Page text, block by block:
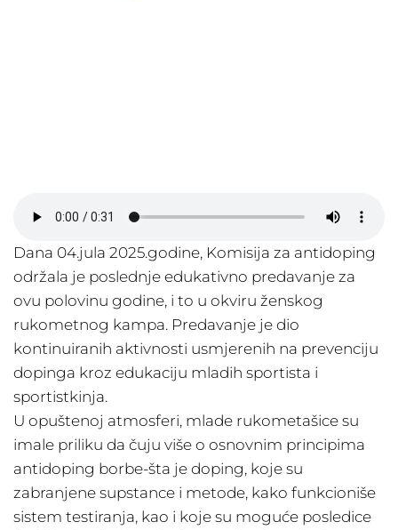
Dana 04.jula 2025.godine, Komisija za antidoping
održala je poslednje edukativno predavanje za
ovu polovinu godine, i to u okviru ženskog
rukometnog kampa. Predavanje je dio
kontinuiranih aktivnosti usmjerenih na prevenciju
dopinga kroz edukaciju mladih sportista i
sportistkinja.
U opuštenoj atmosferi, mlade rukometašice su
imale priliku da čuju više o osnovnim principima
antidoping borbe-šta je doping, koje su
zabranjene supstance i metode, kako funkcioniše
sistem testiranja, kao i koje su moguće posledice